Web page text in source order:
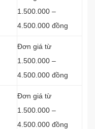
1.500.000 –
4.500.000 đồng
Đơn giá từ
1.500.000 –
4.500.000 đồng
Đơn giá từ
1.500.000 –
4.500.000 đồng